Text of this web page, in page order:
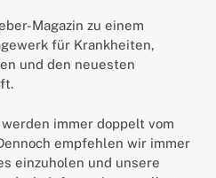
Magazin zu einem
für Krankheiten,
und den neuesten
immer doppelt vom
empfehlen wir immer
einzuholen und unsere